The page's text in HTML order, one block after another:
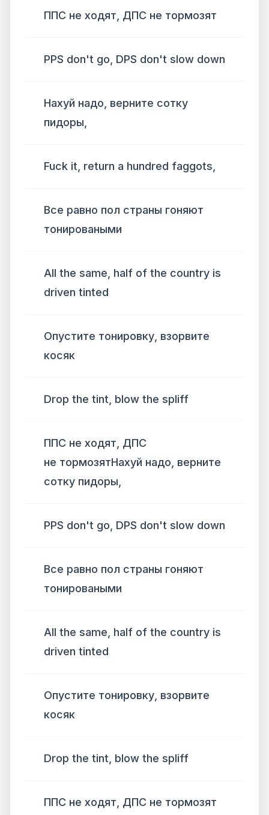
ППС не ходят, ДПС не тормозят
PPS don't go, DPS don't slow down
Нахуй надо, верните сотку
пидоры,
Fuck it, return a hundred faggots,
Все равно пол страны гоняют
тонироваными
All the same, half of the country is
driven tinted
Опустите тонировку, взорвите
косяк
Drop the tint, blow the spliff
ППС не ходят, ДПС
не тормозятНахуй надо, верните
сотку пидоры,
PPS don't go, DPS don't slow down
Все равно пол страны гоняют
тонироваными
All the same, half of the country is
driven tinted
Опустите тонировку, взорвите
косяк
Drop the tint, blow the spliff
ППС не ходят, ДПС не тормозят